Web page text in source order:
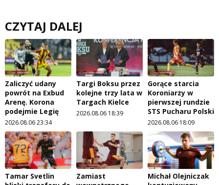
CZYTAJ DALEJ
Zaliczyć udany
powrót na Exbud
Arenę. Korona
podejmie Legię
2026.08.06 23:34
Targi Boksu przez
kolejne trzy lata w
Targach Kielce
2026.08.06 18:39
Gorące starcia
Koroniarzy w
pierwszej rundzie
STS Pucharu Polski
2026.08.06 18:09
Tamar Svetlin
Zamiast
Michał Olejniczak